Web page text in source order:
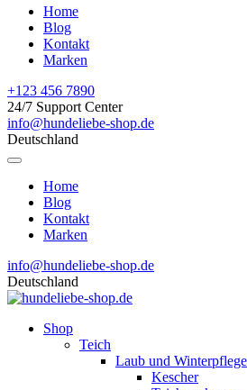
Home
Blog
Kontakt
Marken
+123 456 7890
24/7 Support Center
info@hundeliebe-shop.de
Deutschland
Home
Blog
Kontakt
Marken
info@hundeliebe-shop.de
Deutschland
Shop
Teich
Laub und Winterpflege
Kescher